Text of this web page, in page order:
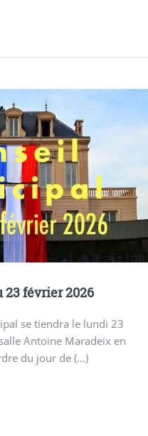
février 2026
se tiendra le lundi 23
Antoine Maradeix en
du jour de (…)